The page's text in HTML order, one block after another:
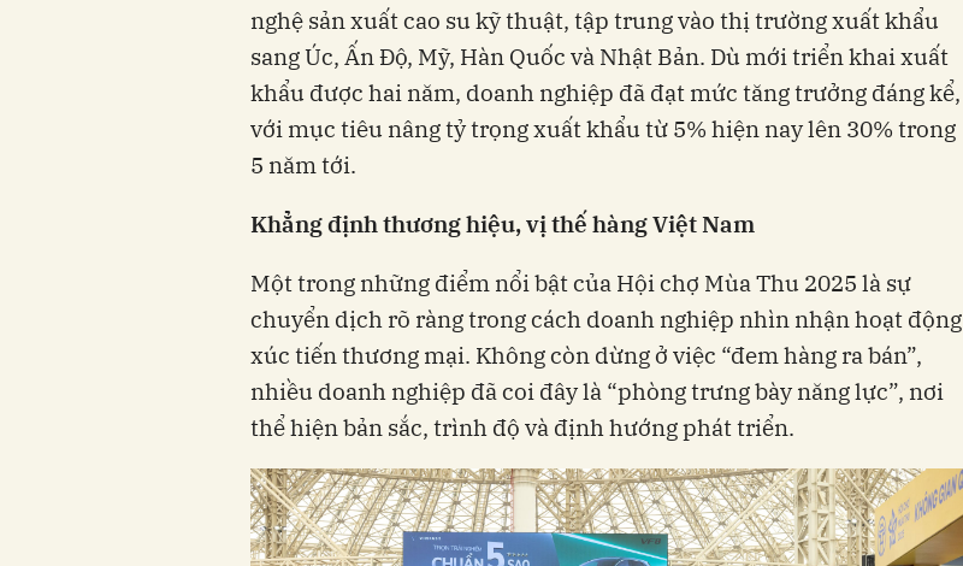
nghệ sản xuất cao su kỹ thuật, tập trung vào thị trường xuất khẩu
sang Úc, Ấn Độ, Mỹ, Hàn Quốc và Nhật Bản. Dù mới triển khai xuất
khẩu được hai năm, doanh nghiệp đã đạt mức tăng trưởng đáng kể,
với mục tiêu nâng tỷ trọng xuất khẩu từ 5% hiện nay lên 30% trong
5 năm tới.
Khẳng định thương hiệu, vị thế hàng Việt Nam
Một trong những điểm nổi bật của Hội chợ Mùa Thu 2025 là sự
chuyển dịch rõ ràng trong cách doanh nghiệp nhìn nhận hoạt động
xúc tiến thương mại. Không còn dừng ở việc “đem hàng ra bán”,
nhiều doanh nghiệp đã coi đây là “phòng trưng bày năng lực”, nơi
thể hiện bản sắc, trình độ và định hướng phát triển.